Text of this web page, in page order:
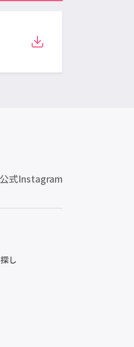
公式Instagram
し